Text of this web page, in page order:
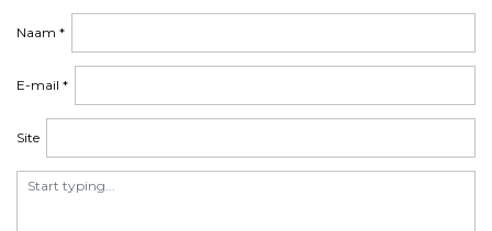
Naam *
E-mail *
Site